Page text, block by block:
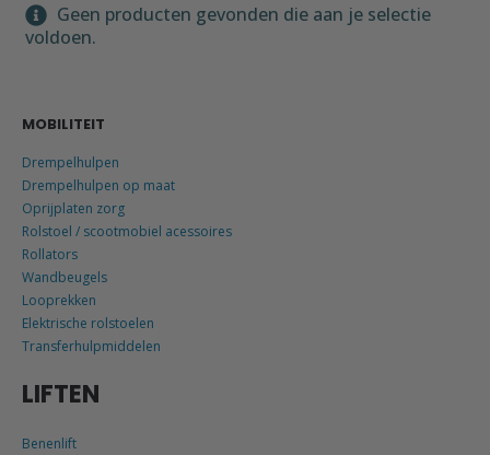
Geen producten gevonden die aan je selectie
voldoen.
MOBILITEIT
Drempelhulpen
Drempelhulpen op maat
Oprijplaten zorg
Rolstoel / scootmobiel acessoires
Rollators
Wandbeugels
Looprekken
Elektrische rolstoelen
Transferhulpmiddelen
LIFTEN
Benenlift